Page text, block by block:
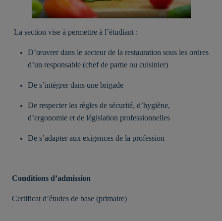
La section vise à permettre à l’étudiant :
D’œuvrer dans le secteur de la restauration sous les ordres
d’un responsable (chef de partie ou cuisinier)
De s’intégrer dans une brigade
De respecter les règles de sécurité, d’hygiène,
d’ergonomie et de législation professionnelles
De s’adapter aux exigences de la profession
Conditions d’admission
Certificat d’études de base (primaire)